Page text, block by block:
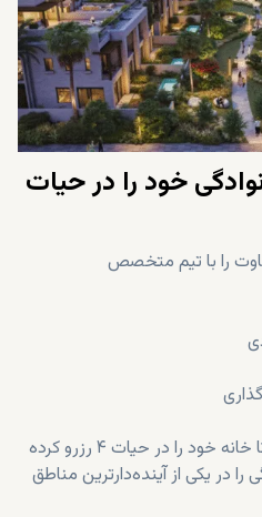
خود را در حیات
را با تیم متخصص
همین امروز با ما تماس بگیرید تا خانه خود را در حیات ۴ رزرو کرده
در یکی از آینده‌دارترین مناطق